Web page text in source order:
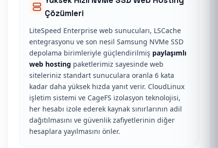
Çözümleri
LiteSpeed Enterprise web sunucuları, LSCache
entegrasyonu ve son nesil Samsung NVMe SSD
depolama birimleriyle güçlendirilmiş paylaşımlı
web hosting paketlerimiz sayesinde web
siteleriniz standart sunuculara oranla 6 kata
kadar daha yüksek hızda yanıt verir. CloudLinux
işletim sistemi ve CageFS izolasyon teknolojisi,
her hesabı izole ederek kaynak sınırlarının adil
dağıtılmasını ve güvenlik zafiyetlerinin diğer
hesaplara yayılmasını önler.